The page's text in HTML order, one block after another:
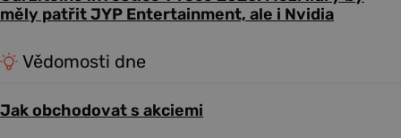
měly patřit JYP Entertainment, ale i Nvidia
Vědomosti dne
Jak obchodovat s akciemi